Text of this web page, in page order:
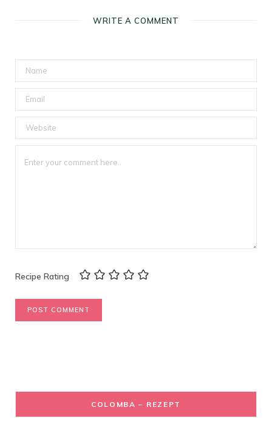
WRITE A COMMENT
Recipe Rating
COLOMBA – REZEPT